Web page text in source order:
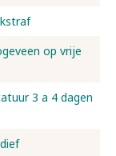
op vrije
3 a 4 dagen